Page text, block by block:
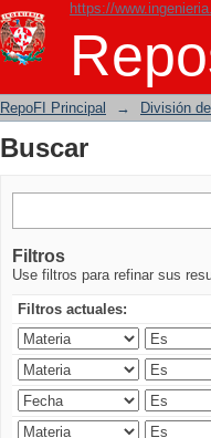
https://
Buscar
RepoFI Principal → División
Buscar
Filtros
Use filtros para refinar sus
Filtros actuales: